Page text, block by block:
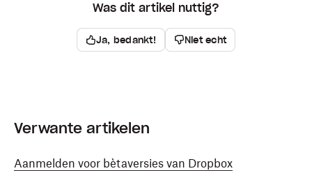
Was dit artikel nuttig?
Ja, bedankt! Niet echt
Verwante artikelen
Aanmelden voor bètaversies van Dropbox